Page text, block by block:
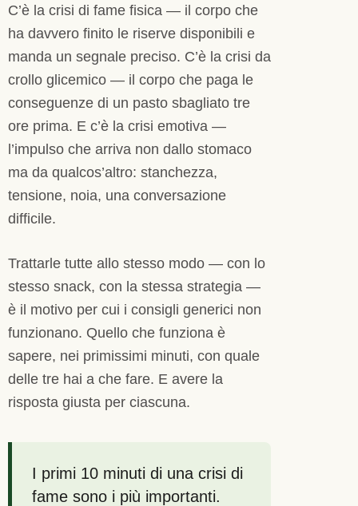
C’è la crisi di fame fisica — il corpo che
ha davvero finito le riserve disponibili e
manda un segnale preciso. C’è la crisi da
crollo glicemico — il corpo che paga le
conseguenze di un pasto sbagliato tre
ore prima. E c’è la crisi emotiva —
l’impulso che arriva non dallo stomaco
ma da qualcos’altro: stanchezza,
tensione, noia, una conversazione
difficile.
Trattarle tutte allo stesso modo — con lo
stesso snack, con la stessa strategia —
è il motivo per cui i consigli generici non
funzionano. Quello che funziona è
sapere, nei primissimi minuti, con quale
delle tre hai a che fare. E avere la
risposta giusta per ciascuna.
I primi 10 minuti di una crisi di
fame sono i più importanti.